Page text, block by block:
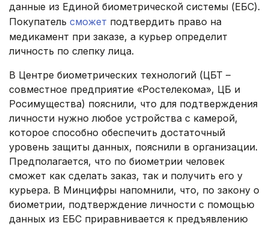
данные из Единой биометрической системы (ЕБС).
Покупатель сможет подтвердить право на
медикамент при заказе, а курьер определит
личность по слепку лица.
В Центре биометрических технологий (ЦБТ –
совместное предприятие «Ростелекома», ЦБ и
Росимущества) пояснили, что для подтверждения
личности нужно любое устройства с камерой,
которое способно обеспечить достаточный
уровень защиты данных, пояснили в организации.
Предполагается, что по биометрии человек
сможет как сделать заказ, так и получить его у
курьера. В Минцифры напомнили, что, по закону о
биометрии, подтверждение личности с помощью
данных из ЕБС приравнивается к предъявлению